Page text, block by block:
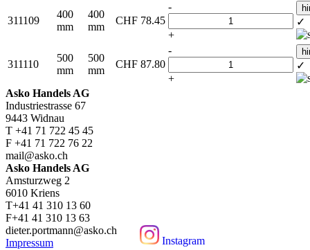
Instagram
311109
400
mm
400
mm
CHF 78.45
-
+
✓
311110
500
mm
500
mm
CHF 87.80
-
+
✓
Asko Handels AG
Industriestrasse 67
9443 Widnau
T +41 71 722 45 45
F +41 71 722 76 22
mail@asko.ch
Asko Handels AG
Amsturzweg 2
6010 Kriens
T+41 41 310 13 60
F+41 41 310 13 63
dieter.portmann@asko.ch
Impressum